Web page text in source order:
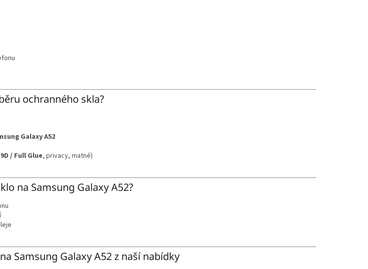
ochranného skla?
Galaxy A52
/ Full Glue, privacy, matné)
na Samsung Galaxy A52?
Samsung Galaxy A52 z naší nabídky